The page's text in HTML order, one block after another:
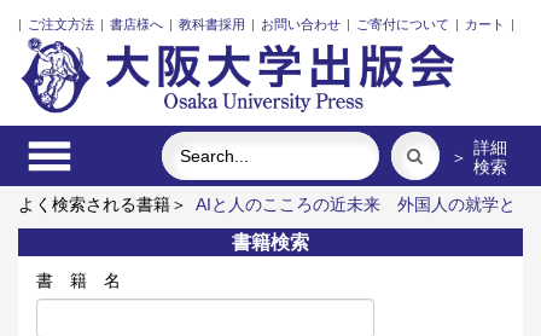
| ご注文方法 | 書店様へ | 教科書採用 | お問い合わせ | ご寄付について | カート |
＞ 詳細
検索
よく検索される書籍＞
AIと人のこころの近未来
外国人の就学と
不就学
戦争記憶と中国文学体験
近代日本の地図作製とアジア
太平洋地域
関係人口の社会学 Communication-Design 1
書籍検索
書 籍 名